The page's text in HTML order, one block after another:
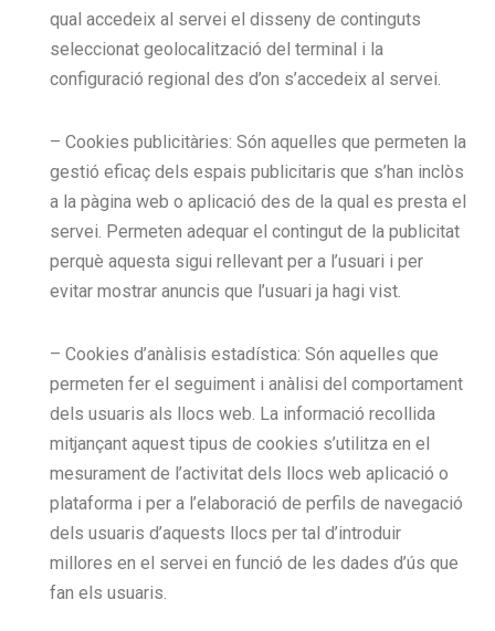
qual accedeix al servei el disseny de continguts
seleccionat geolocalització del terminal i la
configuració regional des d’on s’accedeix al servei.
– Cookies publicitàries: Són aquelles que permeten la
gestió eficaç dels espais publicitaris que s’han inclòs
a la pàgina web o aplicació des de la qual es presta el
servei. Permeten adequar el contingut de la publicitat
perquè aquesta sigui rellevant per a l’usuari i per
evitar mostrar anuncis que l’usuari ja hagi vist.
– Cookies d’anàlisis estadística: Són aquelles que
permeten fer el seguiment i anàlisi del comportament
dels usuaris als llocs web. La informació recollida
mitjançant aquest tipus de cookies s’utilitza en el
mesurament de l’activitat dels llocs web aplicació o
plataforma i per a l’elaboració de perfils de navegació
dels usuaris d’aquests llocs per tal d’introduir
millores en el servei en funció de les dades d’ús que
fan els usuaris.